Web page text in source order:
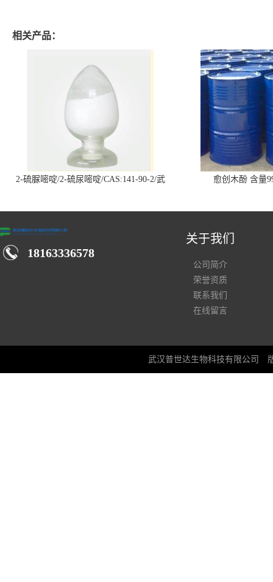
相关产品：
2-硫脲嘧啶/2-硫尿嘧啶/CAS:141-90-2/武
愈创木酚 含量
18163336578
关于我们
公司简介
荣誉资质
联系我们
在线留言
武汉普世达生物科技有限公司